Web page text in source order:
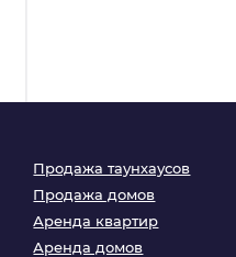
Продажа таунхаусов
Продажа домов
Аренда квартир
Аренда домов